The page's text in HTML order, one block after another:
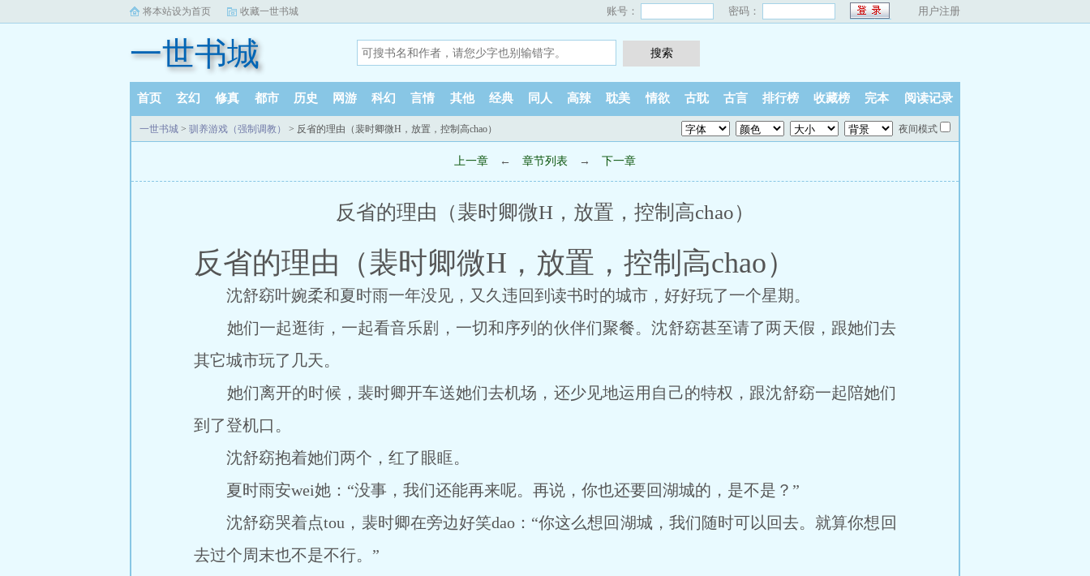
将本站设为首页 收藏一世书城 账号： 密码： 用户注册
一世书城
首页 玄幻 修真 都市 历史 网游 科幻 言情 其他 经典 同人 高辣 耽美 情欲 古耽 古言 排行榜 收藏榜 完本 阅读记录
一世书城 > 驯养游戏（强制调教） > 反省的理由（裴时卿微H，放置，控制高chao） 夜间模式
上一章 ← 章节列表 → 下一章
反省的理由（裴时卿微H，放置，控制高chao）
反省的理由（裴时卿微H，放置，控制高chao）
沈舒窈叶婉柔和夏时雨一年没见，又久违回到读书时的城市，好好玩了一个星期。
她们一起逛街，一起看音乐剧，一切和序列的伙伴们聚餐。沈舒窈甚至请了两天假，跟她们去
其它城市玩了几天。
她们离开的时候，裴时卿开车送她们去机场，还少见地运用自己的特权，跟沈舒窈一起陪她们
到了登机口。
沈舒窈抱着她们两个，红了眼眶。
夏时雨安wei她：“没事，我们还能再来呢。再说，你也还要回湖城的，是不是？”
沈舒窈哭着点tou，裴时卿在旁边好笑dao：“你这么想回湖城，我们随时可以回去。就算你想回
去过个周末也不是不行。”